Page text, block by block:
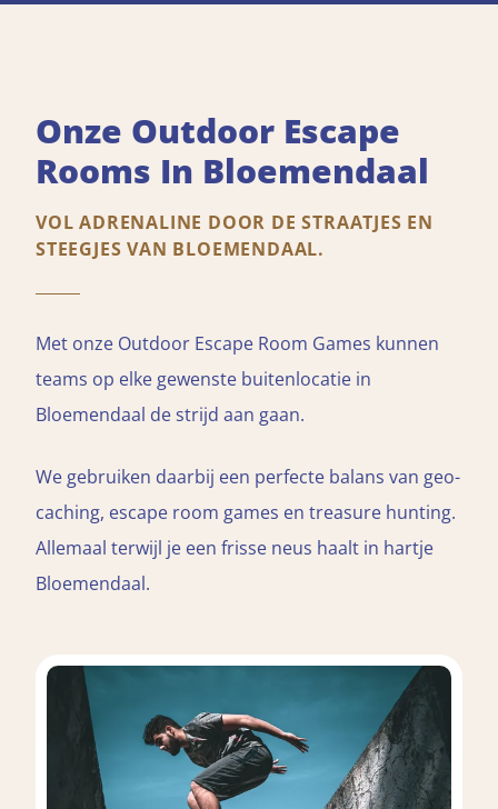
Onze Outdoor Escape
Rooms In Bloemendaal
VOL ADRENALINE DOOR DE STRAATJES EN
STEEGJES VAN BLOEMENDAAL.
Met onze Outdoor Escape Room Games kunnen
teams op elke gewenste buitenlocatie in
Bloemendaal de strijd aan gaan.
We gebruiken daarbij een perfecte balans van geo-
caching, escape room games en treasure hunting.
Allemaal terwijl je een frisse neus haalt in hartje
Bloemendaal.